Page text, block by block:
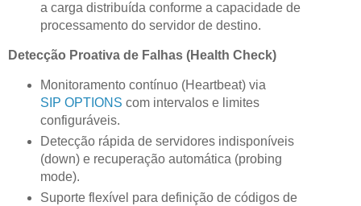
a carga distribuída conforme a capacidade de
processamento do servidor de destino.
Detecção Proativa de Falhas (Health Check)
Monitoramento contínuo (Heartbeat) via
SIP OPTIONS com intervalos e limites
configuráveis.
Detecção rápida de servidores indisponíveis
(down) e recuperação automática (probing
mode).
Suporte flexível para definição de códigos de